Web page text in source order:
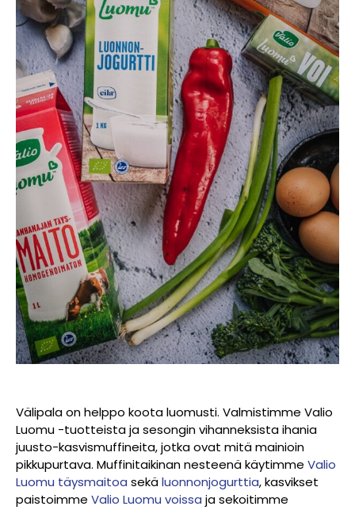
Välipala on helppo koota luomusti. Valmistimme Valio
Luomu -tuotteista ja sesongin vihanneksista ihania
juusto-kasvismuffineita, jotka ovat mitä mainioin
pikkupurtava. Muffinitaikinan nesteenä käytimme Valio
Luomu täysmaitoa sekäluonnonjogurttia, kasvikset
paistoimme Valio Luomu voissa ja sekoitimme